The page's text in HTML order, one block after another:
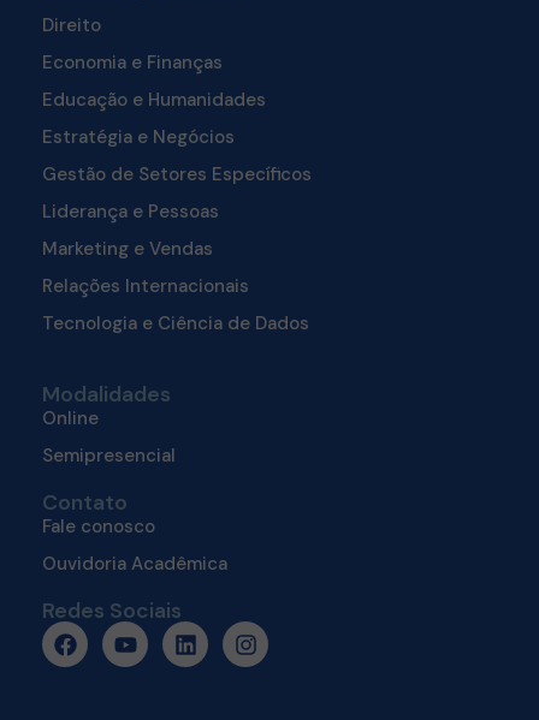
Direito
Economia e Finanças
Educação e Humanidades
Estratégia e Negócios
Gestão de Setores Específicos
Liderança e Pessoas
Marketing e Vendas
Relações Internacionais
Tecnologia e Ciência de Dados
Modalidades
Online
Semipresencial
Contato
Fale conosco
Ouvidoria Acadêmica
Redes Sociais